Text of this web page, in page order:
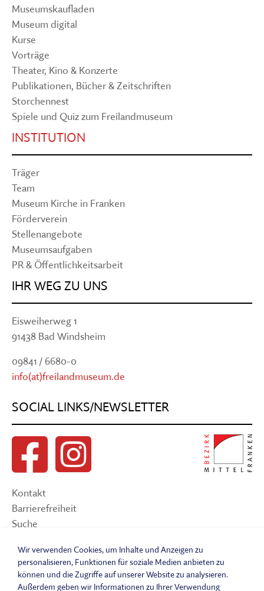
Museumskaufladen
Museum digital
Kurse
Vorträge
Theater, Kino & Konzerte
Publikationen, Bücher & Zeitschriften
Storchennest
Spiele und Quiz zum Freilandmuseum
INSTITUTION
Träger
Team
Museum Kirche in Franken
Förderverein
Stellenangebote
Museumsaufgaben
PR & Öffentlichkeitsarbeit
IHR WEG ZU UNS
Eisweiherweg 1
91438 Bad Windsheim
09841 / 6680-0
info(at)freilandmuseum.de
SOCIAL LINKS/NEWSLETTER
Kontakt
Barrierefreiheit
Suche
Impressum
Datenschutzerklärung
Barrierefreiheitserklärung
Wir verwenden Cookies, um Inhalte und Anzeigen zu
personalisieren, Funktionen für soziale Medien anbieten zu
können und die Zugriffe auf unserer Website zu analysieren.
Außerdem geben wir Informationen zu Ihrer Verwendung